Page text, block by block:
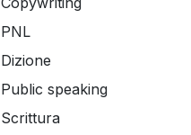
PNL
Dizione
Public speaking
Scrittura